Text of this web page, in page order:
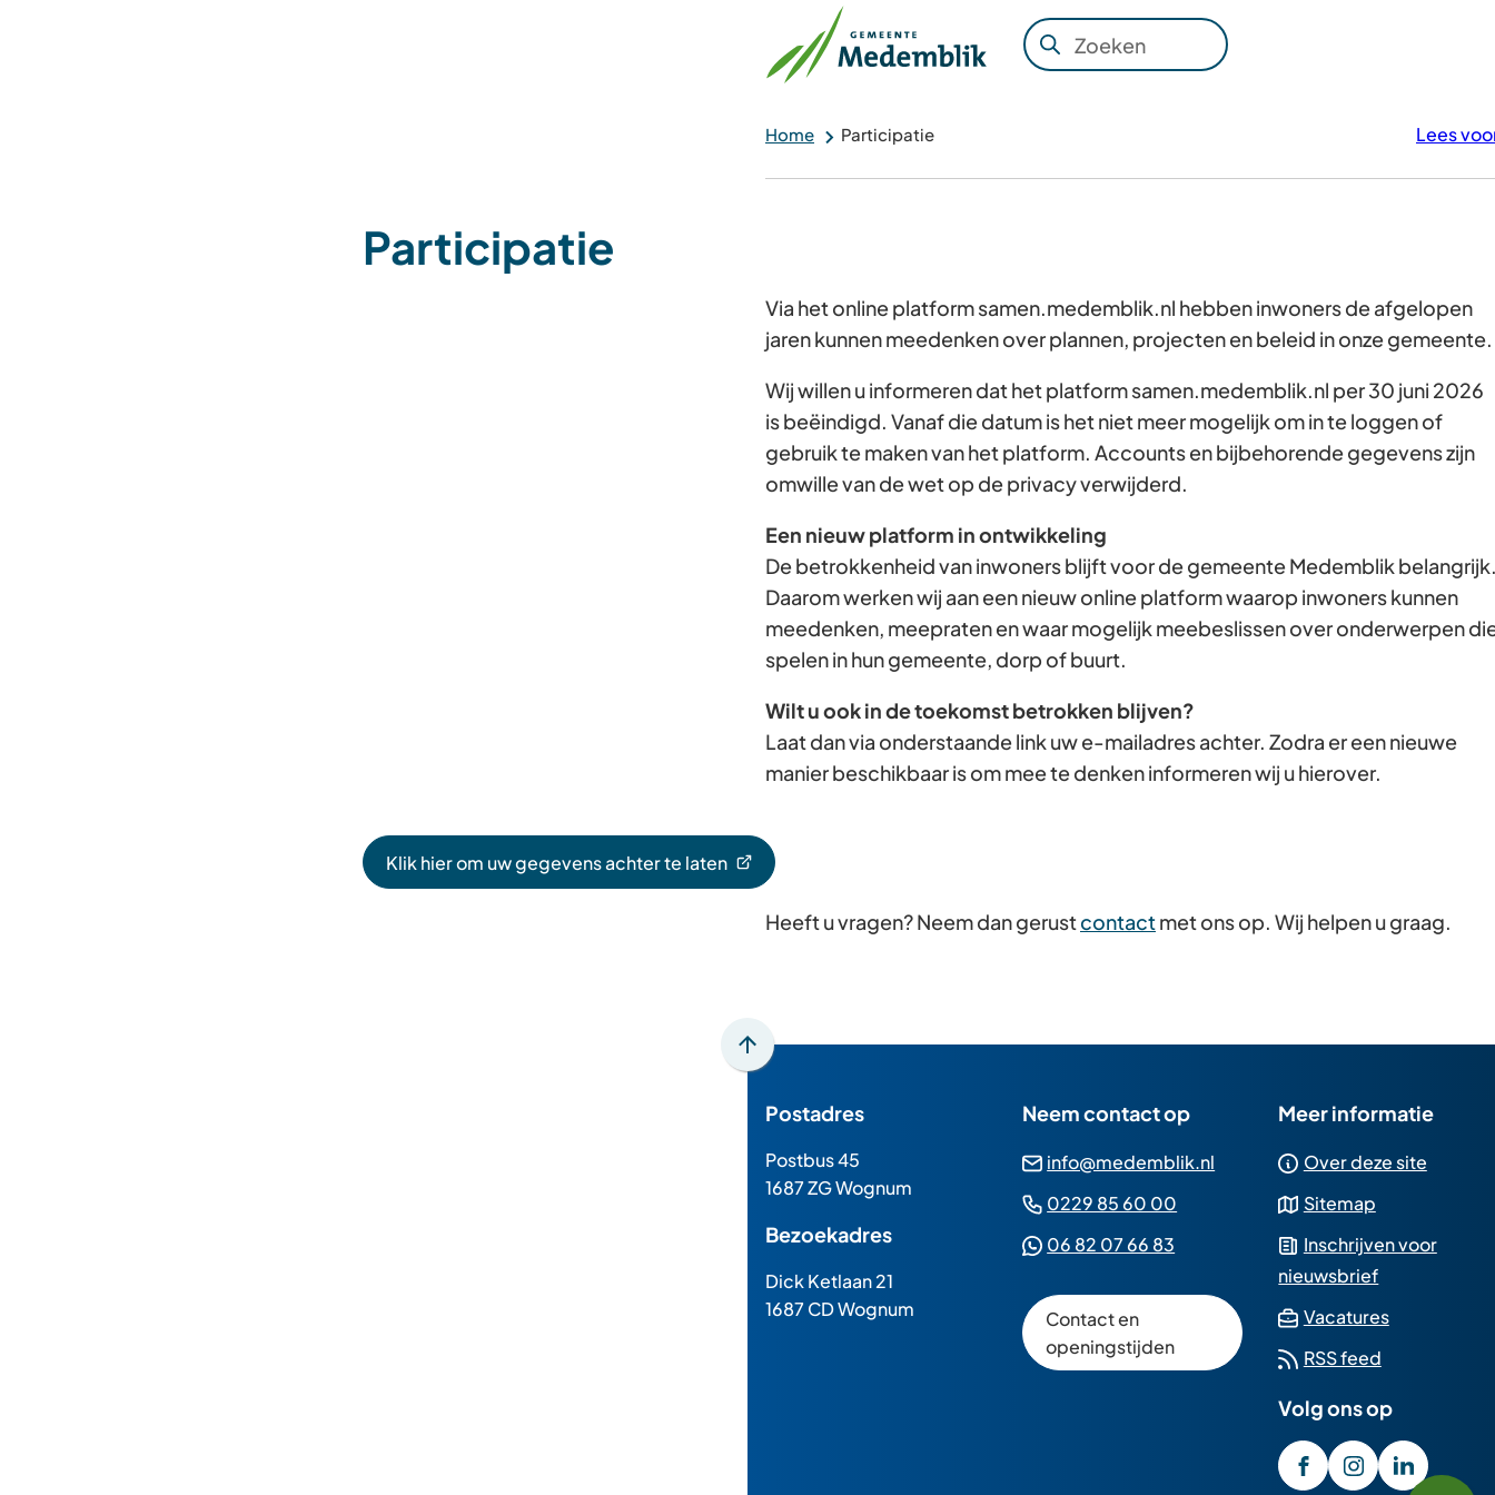
Zoeken
Wanneer
kun
door
pijl
en
omlaag
te
gebruiken.
Gebruik
enter-
een
waarde
te
selecteren.
Home Participatie Lees
Participatie
Via het online platform samen.medemblik.nl hebben inwoners de afgelopen
jaren kunnen meedenken over plannen, projecten en beleid in onze gemeente.
Wij willen u informeren dat het platform samen.medemblik.nl per 30 juni 2026
is beëindigd. Vanaf die datum is het niet meer mogelijk om in te loggen of
gebruik te maken van het platform. Accounts en bijbehorende gegevens zijn
omwille van de wet op de privacy verwijderd.
Een nieuw platform in ontwikkeling
De betrokkenheid van inwoners blijft voor de gemeente Medemblik
Daarom werken wij aan een nieuw online platform waarop inwoners kunnen
meedenken, meepraten en waar mogelijk meebeslissen over onderwerpen
spelen in hun gemeente, dorp of buurt.
Wilt u ook in de toekomst betrokken blijven?
Laat dan via onderstaande link uw e-mailadres achter. Zodra er een nieuwe
manier beschikbaar is om mee te denken informeren wij u hierover.
Klik hier om uw gegevens achter te laten
(Verwijst
Heeft u vragen? Neem dan gerustcontactmet ons op. Wij helpen u graag.
Scroll
boven
het
begin
van
paginainhoud
Postadres
Postbus 45
1687 ZG Wognum
Bezoekadres
Dick Ketlaan 21
1687 CD Wognum
Neem contact op
info@medemblik.nl (Verwijst
mailadres)
0229 85 60 00
telefoonnummer)
06 82 07 66 83
een
Whatsapp
telefoonnummer)
Contact en
openingstijden
Meer informatie
Over deze site
Sitemap
Inschrijven voor
nieuwsbrief
Vacatures(Verwijst
externe
website)
RSS feed
Volg ons op
/
(Verwijst(Verwijst(Verwijst